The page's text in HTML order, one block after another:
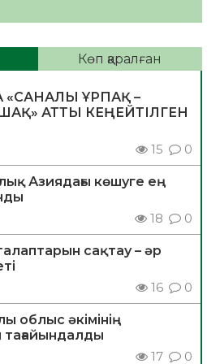
Көп қаралған
ҰРПАҚ –
АТТЫ КЕҢЕЙТІЛГЕН
15 0
Азиядағы көшуге ең
18 0
талаптарын сақтау – әр
16 0
облыс әкімінің
тағайындалды
17 0